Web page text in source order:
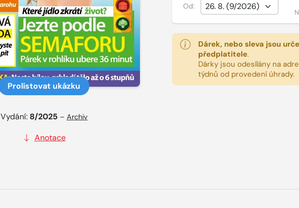
Prolistovat ukázku
Vydání: 8/2025 – Archiv
Anotace
Od:
Dárek, nebo sleva jsou
předplatitele.
Dárky jsou odesílány na
týdnů od provedení úhrady.